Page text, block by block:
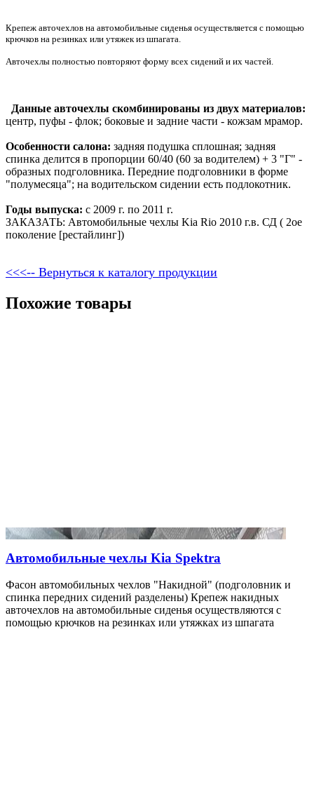
Крепеж авточехлов на автомобильные сиденья осуществляется с помощью
крючков на резинках или утяжек из шпагата.
Авточехлы полностью повторяют форму всех сидений и их частей.
Данные авточехлы скомбинированы из двух материалов:
центр, пуфы - флок; боковые и задние части - кожзам мрамор.
Особенности салона: задняя подушка сплошная; задняя
спинка делится в пропорции 60/40 (60 за водителем) + 3 "Г" -
образных подголовника. Передние подголовники в форме
"полумесяца"; на водительском сидении есть подлокотник.
Годы выпуска: с 2009 г. по 2011 г.
ЗАКАЗАТЬ: Автомобильные чехлы Kia Rio 2010 г.в. СД ( 2ое
поколение [рестайлинг])
<<<-- Вернуться к каталогу продукции
Похожие товары
Автомобильные чехлы Kia Spektra
Фасон автомобильных чехлов "Накидной" (подголовник и
спинка передних сидений разделены) Крепеж накидных
авточехлов на автомобильные сиденья осуществляются с
помощью крючков на резинках или утяжках из шпагата